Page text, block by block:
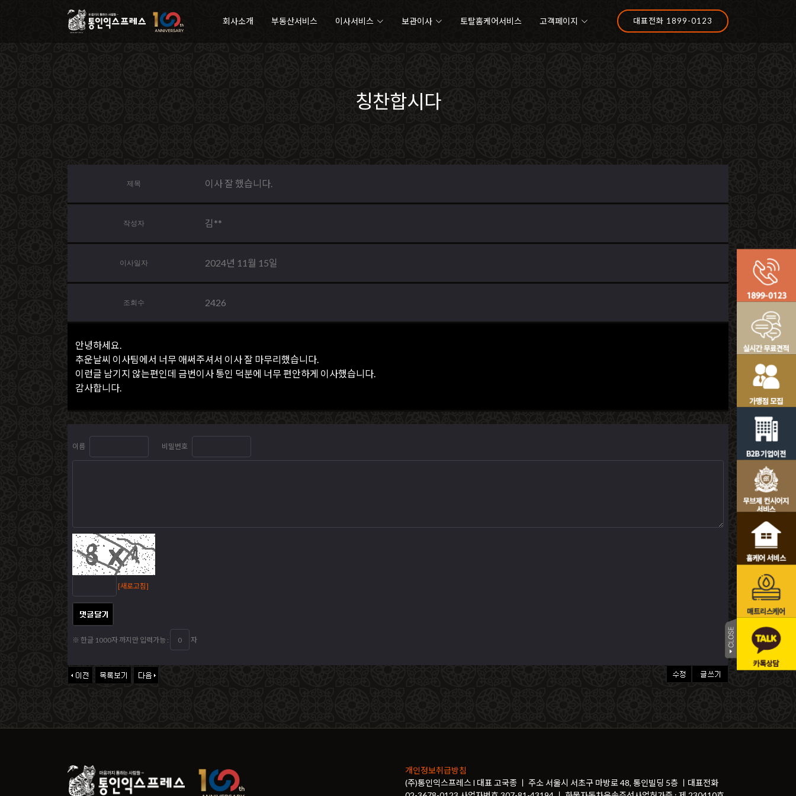
회사소개 부동산서비스 이사서비스 보관이사 토탈홈케어서비스 고객페이지 대표전화 1899-0123
칭찬합시다
제목 이사 잘 했습니다.
작성자 김**
이사일자 2024년 11월 15일
조회수 2426
안녕하세요.
추운날씨 이사팀에서 너무 애써주셔서 이사 잘 마무리했습니다.
이런글 남기지 않는편인데 금번이사 통인 덕분에 너무 편안하게 이사했습니다.
감사합니다.
이름 비밀번호
[새로고침]
※ 한글 1000자 까지만 입력가능 : 자
개인정보취급방침
(주)통인익스프레스 l 대표 고국종 ㅣ 주소 서울시 서초구 마방로 48, 통인빌딩 5층 ㅣ대표전화